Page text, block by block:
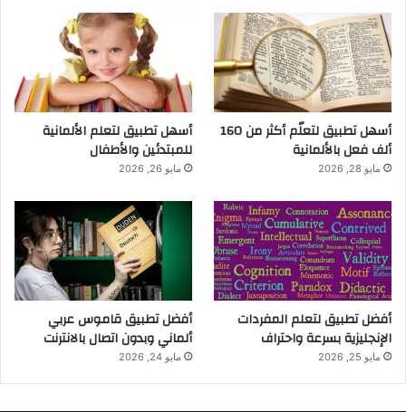
أسهل تطبيق لتعلّم أكثر من 160
ألف فعل بالألمانية
مايو 28, 2026
أسهل تطبيق لتعلم الألمانية
للمبتدئين والأطفال
مايو 26, 2026
أفضل تطبيق لتعلم المفردات
الإنجليزية بسرعة واحتراف
مايو 25, 2026
أفضل تطبيق قاموس عربي
ألماني وبدون اتصال بالانترنت
مايو 24, 2026